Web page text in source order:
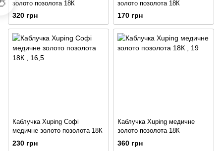
золото позолота 18К
320 грн
золото позолота 18К
170 грн
Каблучка Xuping Софі
медичне золото позолота 18К
230 грн
Каблучка Xuping медичне
золото позолота 18К
360 грн